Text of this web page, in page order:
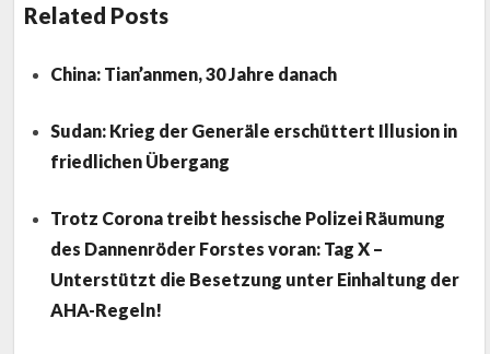
Related Posts
China: Tian’anmen, 30 Jahre danach
Sudan: Krieg der Generäle erschüttert Illusion in
friedlichen Übergang
Trotz Corona treibt hessische Polizei Räumung
des Dannenröder Forstes voran: Tag X –
Unterstützt die Besetzung unter Einhaltung der
AHA-Regeln!